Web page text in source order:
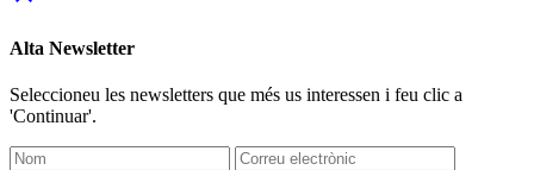
Alta Newsletter
Seleccioneu les newsletters que més us interessen i feu clic a
'Continuar'.